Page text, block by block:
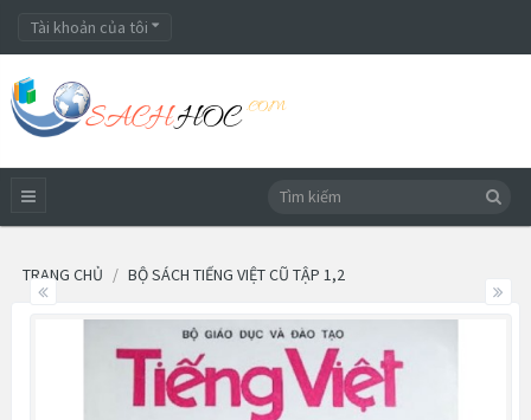
Tài khoản của tôi
TRANG CHỦ BỘ SÁCH TIẾNG VIỆT CŨ TẬP 1,2